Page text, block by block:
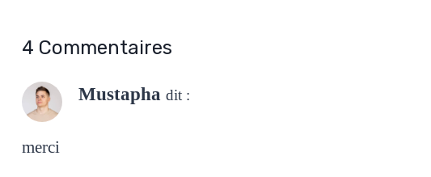
4 Commentaires
Mustapha dit :
merci